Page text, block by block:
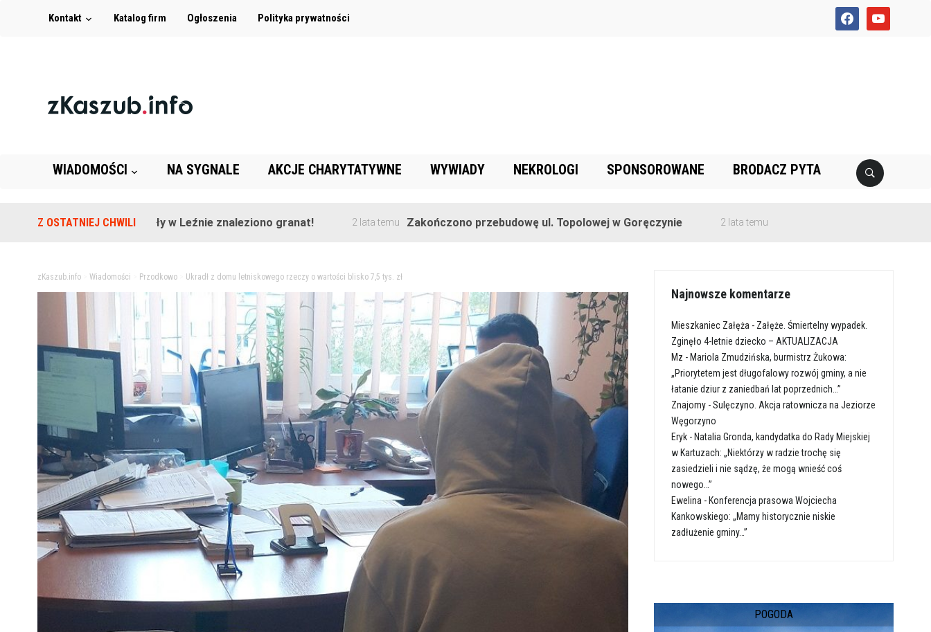
facebookyoutube
Kontakt Katalog firm Ogłoszenia Polityka prywatności
WIADOMOŚCI NA SYGNALE AKCJE CHARYTATYWNE WYWIADY NEKROLOGI SPONSOROWANE BRODACZ PYTA
Z OSTATNIEJ CHWILI
Na terenie szkoły w Leźnie znaleziono granat! 2 lata temu Zakończono przebudowę ul. Topolowej w Goręczynie 2 lata temu
zKaszub.info> Wiadomości Przodkowo> Ukradł z domu letniskowego rzeczy o wartości blisko 7,5 tys. zł
Najnowsze komentarze
Mieszkaniec Załęża - Załęże. Śmiertelny wypadek.
Zginęło 4-letnie dziecko – AKTUALIZACJA
Mz - Mariola Zmudzińska, burmistrz Żukowa:
„Priorytetem jest długofalowy rozwój gminy, a nie
łatanie dziur z zaniedbań lat poprzednich…”
Znajomy -Sulęczyno. Akcja ratownicza na Jeziorze
Węgorzyno
Eryk - Natalia Gronda, kandydatka do Rady Miejskiej
w Kartuzach: „Niektórzy w radzie trochę się
zasiedzieli i nie sądzę, że mogą wnieść coś
nowego…”
Ewelina - Konferencja prasowa Wojciecha
Kankowskiego: „Mamy historycznie niskie
zadłużenie gminy…”
POGODA